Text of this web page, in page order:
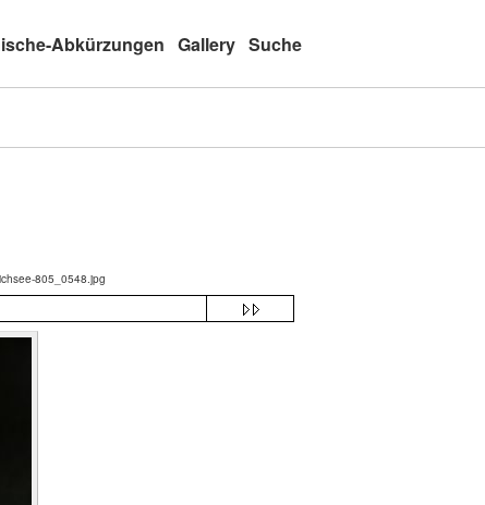
Abkürzungen Gallery Suche
805_0548.jpg